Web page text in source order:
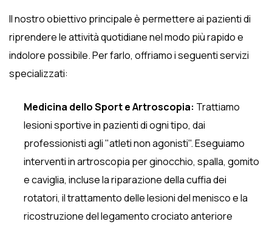
Il nostro obiettivo principale è permettere ai pazienti di
riprendere le attività quotidiane nel modo più rapido e
indolore possibile. Per farlo, offriamo i seguenti servizi
specializzati:
Medicina dello Sport e Artroscopia: Trattiamo
lesioni sportive in pazienti di ogni tipo, dai
professionisti agli "atleti non agonisti". Eseguiamo
interventi in artroscopia per ginocchio, spalla, gomito
e caviglia, incluse la riparazione della cuffia dei
rotatori, il trattamento delle lesioni del menisco e la
ricostruzione del legamento crociato anteriore